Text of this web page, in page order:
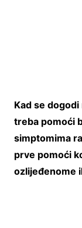
Kad se
treba pomoći
simptomima
prve pomoći
ozlijeđenome